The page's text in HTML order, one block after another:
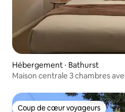
Hébergement ⋅ Bathurst
Maison centrale 3 chambres
Coup de cœur voyageurs